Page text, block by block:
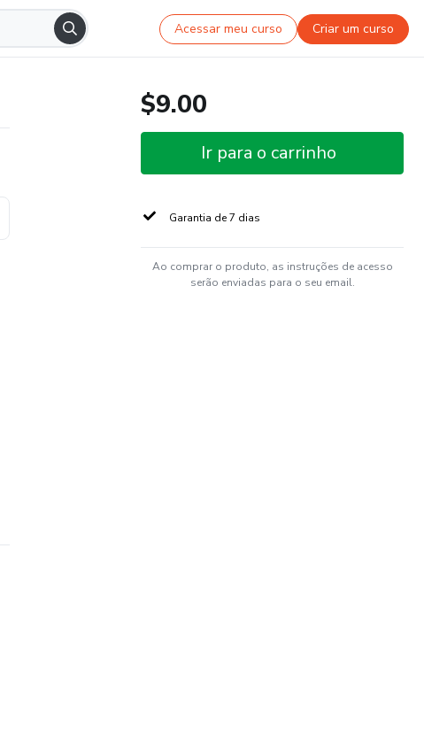
Acessar meu curso Criar um curso
$9.00
Ir para o carrinho
Garantia de 7 dias
Ao comprar o produto, as instruções de acesso
serão enviadas para o seu email.